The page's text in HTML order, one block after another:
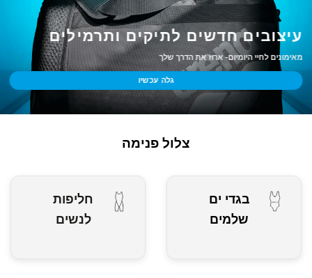
עיצובים חדשים לתיקים ותרמילים
מאימונים לחיי היומיום- ארוז את הדרך שלך
גלה עכשיו
צלול פנימה
בגדי ים
שלמים
חליפות
לנשים